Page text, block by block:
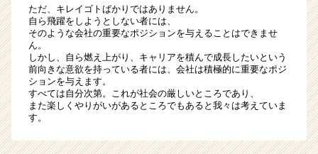
ただ、キレイゴトばかりではありません。
自ら飛躍をしようとしない者には、
そのような会社の重要なポジションを与えることはできませ
ん。
しかし、自ら燃え上がり、キャリアを積んで成長したいという
前向きな意欲を持っている者には、会社は積極的に重要なポジ
ションを与えます。
すべては自分次第。これが社会の厳しいところであり、
また楽しくやりがいがあるところでもあると我々は考えていま
す。